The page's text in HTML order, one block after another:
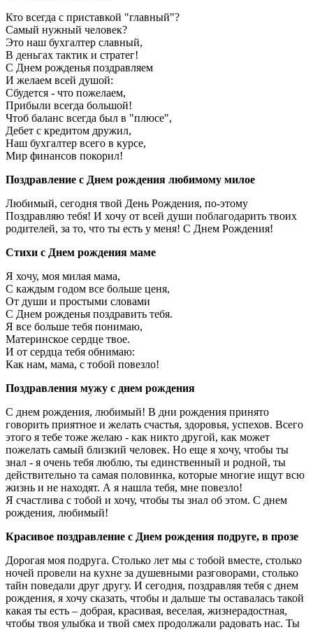
Кто всегда с приставкой "главный"?
Самый нужный человек?
Это наш бухгалтер славный,
В деньгах тактик и стратег!
С Днем рожденья поздравляем
И желаем всей душой:
Сбудется - что пожелаем,
Прибыли всегда большой!
Чтоб баланс всегда был в "плюсе",
Дебет с кредитом дружил,
Наш бухгалтер всего в курсе,
Мир финансов покорил!
Поздравление с Днем рождения любимому милое
Любимый, сегодня твой День Рождения, по-этому
Поздравляю тебя! И хочу от всей души поблагодарить твоих
родителей, за то, что ты есть у меня! С Днем Рождения!
Стихи с Днем рождения маме
Я хочу, моя милая мама,
С каждым годом все больше ценя,
От души и простыми словами
С Днем рожденья поздравить тебя.
Я все больше тебя понимаю,
Материнское сердце твое.
И от сердца тебя обнимаю:
Как нам, мама, с тобой повезло!
Поздравления мужу с днем рождения
С днем рождения, любимый! В дни рождения принято
говорить приятное и желать счастья, здоровья, успехов. Всего
этого я тебе тоже желаю - как никто другой, как может
пожелать самый близкий человек. Но еще я хочу, чтобы ты
знал - я очень тебя люблю, ты единственный и родной, ты
действительно та самая половинка, которые многие ищут всю
жизнь и не находят. А я нашла тебя, мне повезло!
Я счастлива с тобой и хочу, чтобы ты знал об этом. С днем
рождения, любимый!
Красивое поздравление с Днем рождения подруге, в прозе
Дорогая моя подруга. Столько лет мы с тобой вместе, столько
ночей провели на кухне за душевными разговорами, столько
тайн поведали друг другу. И сегодня, поздравляя тебя с днем
рождения, я хочу сказать, чтобы и дальше ты оставалась такой
какая ты есть – добрая, красивая, веселая, жизнерадостная,
чтобы твоя улыбка и твой смех продолжали радовать нас. Ты